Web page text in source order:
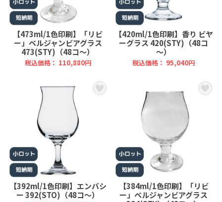
【473ml/1色印刷】「リビ
ー」ベルジャンビアグラス
473(STY)（48コ～）
税込価格： 110,880円
【420ml/1色印刷】香り ビヤ
ーグラス 420(STY)（48コ
～）
税込価格： 95,040円
【392ml/1色印刷】エンバシ
ー 392(STO)（48コ～）
【384ml/1色印刷】「リビ
ー」ベルジャンビアグラス